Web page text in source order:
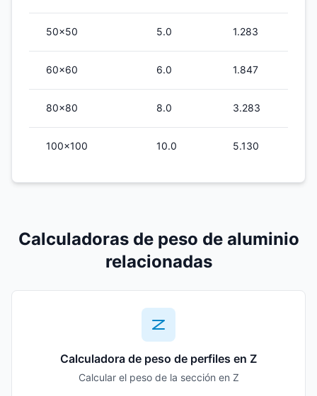
50×50 5.0 1.283
60×60 6.0 1.847
80×80 8.0 3.283
100×100 10.0 5.130
Calculadoras de peso de aluminio
relacionadas
Calculadora de peso de perfiles en Z
Calcular el peso de la sección en Z